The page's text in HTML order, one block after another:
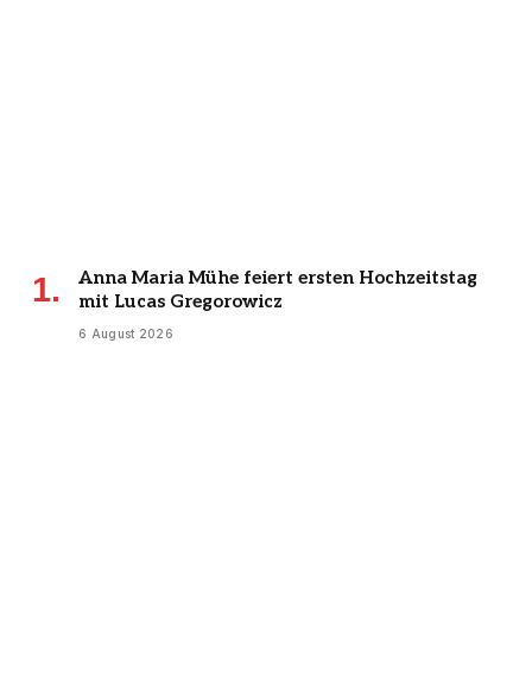
Anna Maria Mühe feiert ersten Hochzeitstag
mit Lucas Gregorowicz
6 August 2026